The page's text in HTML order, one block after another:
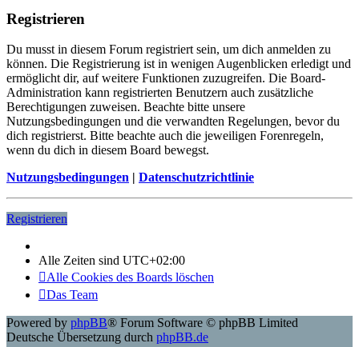
Registrieren
Du musst in diesem Forum registriert sein, um dich anmelden zu
können. Die Registrierung ist in wenigen Augenblicken erledigt und
ermöglicht dir, auf weitere Funktionen zuzugreifen. Die Board-
Administration kann registrierten Benutzern auch zusätzliche
Berechtigungen zuweisen. Beachte bitte unsere
Nutzungsbedingungen und die verwandten Regelungen, bevor du
dich registrierst. Bitte beachte auch die jeweiligen Forenregeln,
wenn du dich in diesem Board bewegst.
Nutzungsbedingungen | Datenschutzrichtlinie
Registrieren
Alle Zeiten sind UTC+02:00
Alle Cookies des Boards löschen
Das Team
Powered by phpBB® Forum Software © phpBB Limited
Deutsche Übersetzung durch phpBB.de